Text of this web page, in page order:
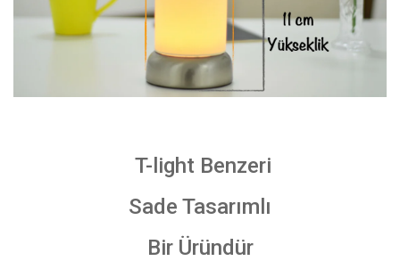
T-light Benzeri
Sade Tasarımlı
Bir Üründür